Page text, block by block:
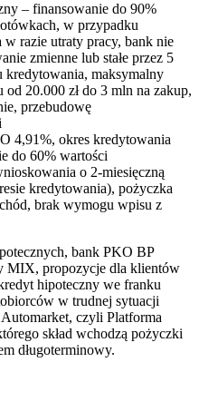
– finansowanie do 90%
w przypadku
w razie utraty pracy, bank nie
zmienne lub stałe przez 5
kredytowania, maksymalny
20.000 zł do 3 mln na zakup,
przebudowę
4,91%, okres kredytowania
do 60% wartości
o 2-miesięczną
kredytowania), pożyczka
brak wymogu wpisu z
bank PKO BP
MIX, propozycje dla klientów
hipoteczny we franku
w trudnej sytuacji
czyli Platforma
skład wchodzą pożyczki
długoterminowy.